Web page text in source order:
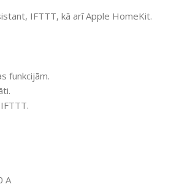
IFTTT, kā arī Apple HomeKit.
funkcijām.
A